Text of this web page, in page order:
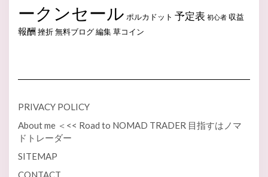
ークンセール ポルカドット 予定表 初心者 収益
報酬 挫折無料ブログ編集草コイン
PRIVACY POLICY
About me ＜<< Road to NOMAD TRADER 目指すはノマ
ドトレーダー
SITEMAP
CONTACT